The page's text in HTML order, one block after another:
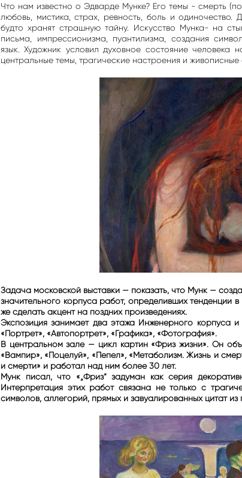
Что нам известно о Эдварде Мунке? Его темы - смерть
любовь, мистика, страх, ревность, боль и
будто хранят страшную тайну. Искусство Мунка- на
письма, импрессионизма, пуантилизма, создания
язык. Художник условил духовное состояние
центральные темы, трагические настроения и живописные
Задача московской выставки — показать, что Мунк —
значительного корпуса работ, определивших тенденции
же сделать акцент на поздних произведениях.
Экспозиция занимает два этажа Инженерного корпуса
«Портрет», «Автопортрет», «Графика», «Фотография».
В центральном зале — цикл картин «Фриз жизни». Он
«Вампир», «Поцелуй», «Пепел», «Метаболизм. Жизнь и
и смерти» и работал над ним более 30 лет.
Мунк писал, что «„Фриз“ задуман как серия
Интерпретация этих работ связана не только с
символов, аллегорий, прямых и завуалированных цитат